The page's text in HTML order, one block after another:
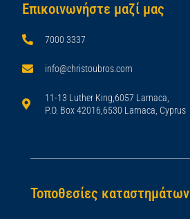
Επικοινωνήστε μαζί μας
7000 3337
info@christoubros.com
11-13 Luther King,6057 Larnaca,
P.O. Box 42016,6530 Larnaca, Cyprus
Τοποθεσίες καταστημάτων